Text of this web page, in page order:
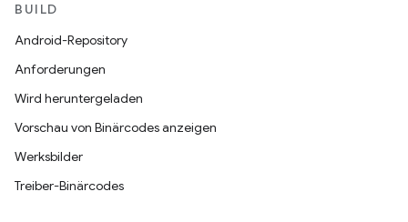
BUILD
Android-Repository
Anforderungen
Wird heruntergeladen
Vorschau von Binärcodes anzeigen
Werksbilder
Treiber-Binärcodes